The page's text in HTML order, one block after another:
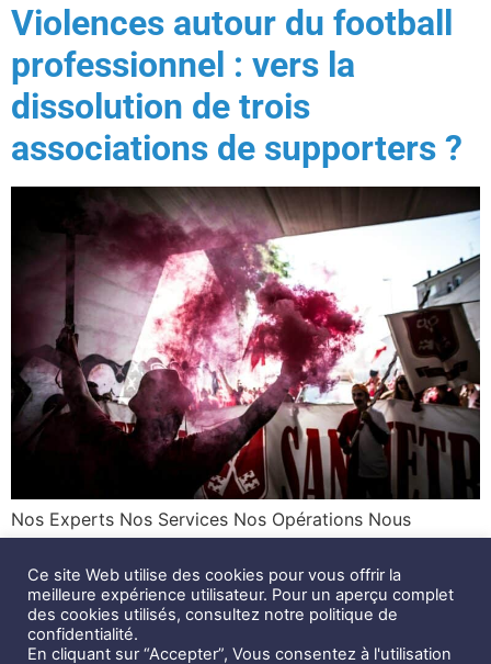
Violences autour du football
professionnel : vers la
dissolution de trois
associations de supporters ?
Nos Experts Nos Services Nos Opérations Nous
Notre Blog 2 avril 2025 Actualités Droit &
réglementation,Sûreté,Violence © Andrea Bertozzini –
Unsplash Le spectacle sportif et ses foules de fans
suscitent les passions et les émotions. Le football
Ce site Web utilise des cookies pour vous offrir la
meilleure expérience utilisateur. Pour un aperçu complet
des cookies utilisés, consultez notre politique de
confidentialité.
En cliquant sur “Accepter”, Vous consentez à l'utilisation